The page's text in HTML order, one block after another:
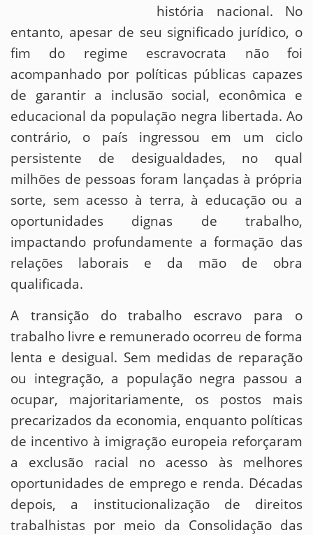
história nacional. No
entanto, apesar de seu significado jurídico, o
fim do regime escravocrata não foi
acompanhado por políticas públicas capazes
de garantir a inclusão social, econômica e
educacional da população negra libertada. Ao
contrário, o país ingressou em um ciclo
persistente de desigualdades, no qual
milhões de pessoas foram lançadas à própria
sorte, sem acesso à terra, à educação ou a
oportunidades dignas de trabalho,
impactando profundamente a formação das
relações laborais e da mão de obra
qualificada.
A transição do trabalho escravo para o
trabalho livre e remunerado ocorreu de forma
lenta e desigual. Sem medidas de reparação
ou integração, a população negra passou a
ocupar, majoritariamente, os postos mais
precarizados da economia, enquanto políticas
de incentivo à imigração europeia reforçaram
a exclusão racial no acesso às melhores
oportunidades de emprego e renda. Décadas
depois, a institucionalização de direitos
trabalhistas por meio da Consolidação das